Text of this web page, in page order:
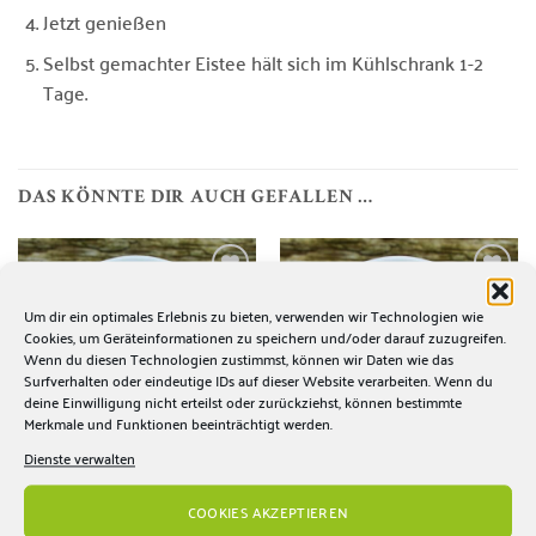
Um dir ein optimales Erlebnis zu bieten, verwenden wir Technologien wie
Cookies, um Geräteinformationen zu speichern und/oder darauf zuzugreifen.
Wenn du diesen Technologien zustimmst, können wir Daten wie das
Surfverhalten oder eindeutige IDs auf dieser Website verarbeiten. Wenn du
deine Einwilligung nicht erteilst oder zurückziehst, können bestimmte
Merkmale und Funktionen beeinträchtigt werden.
Dienste verwalten
COOKIES AKZEPTIEREN
Jetzt genießen
Selbst gemachter Eistee hält sich im Kühlschrank 1-2
Tage.
DAS KÖNNTE DIR AUCH GEFALLEN …
Wunschliste
hinzufügen
NICHT VORRÄTIG
Wunschliste
hinzufügen